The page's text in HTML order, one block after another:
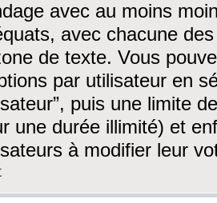
avec au moins
avec chacune
de texte. Vous
par utilisateur en
puis une limite
une durée illimité) et
à modifier leur